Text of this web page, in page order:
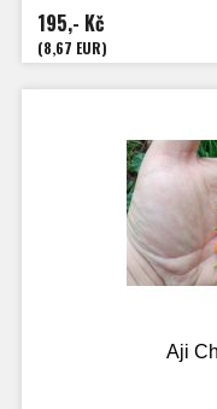
195,- Kč
(8,67 EUR)
Aji